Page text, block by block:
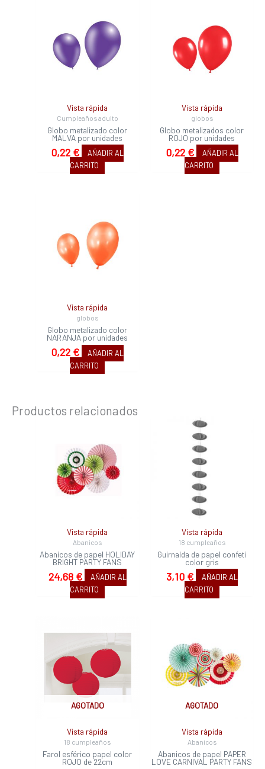
Vista rápida
Cumpleaños adulto
Globo metalizado color
MALVA por unidades
0,22 €
AÑADIR AL
CARRITO
Vista rápida
globos
Globo metalizados color
ROJO por unidades
0,22 €
AÑADIR AL
CARRITO
Vista rápida
globos
Globo metalizado color
NARANJA por unidades
0,22 €
AÑADIR AL
CARRITO
Productos relacionados
Vista rápida
Abanicos
Abanicos de papel HOLIDAY
BRIGHT PARTY FANS
24,68 €
AÑADIR AL
CARRITO
Vista rápida
18 cumpleaños
Guirnalda de papel confeti
color gris
3,10 €
AÑADIR AL
CARRITO
AGOTADO
Vista rápida
18 cumpleaños
Farol esférico papel color
ROJO de 22cm
AGOTADO
Vista rápida
Abanicos
Abanicos de papel PAPER
LOVE CARNIVAL PARTY FANS